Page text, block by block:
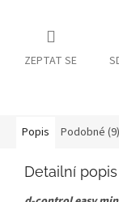
ZEPTAT SE
Popis Podobné (9)
Detailní